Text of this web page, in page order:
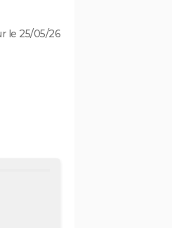
le 25/05/26